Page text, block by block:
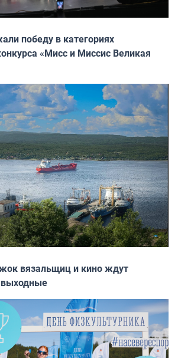
победу в категориях
«Мисс и Миссис Великая
вязальщиц и кино ждут
выходные